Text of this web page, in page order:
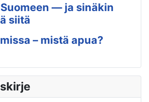
Suomeen — ja sinäkin
siitä
– mistä apua?